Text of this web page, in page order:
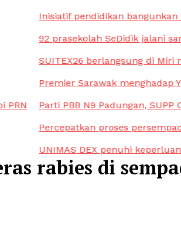
Inisiatif pendidikan bangunkan
92 prasekolah SeDidik jalani
SUITEX26 berlangsung di Miri
Premier Sarawak menghadap
Parti PBB N9 Padungan, SUPP
Percepatkan proses
UNIMAS DEX penuhi
rabies di